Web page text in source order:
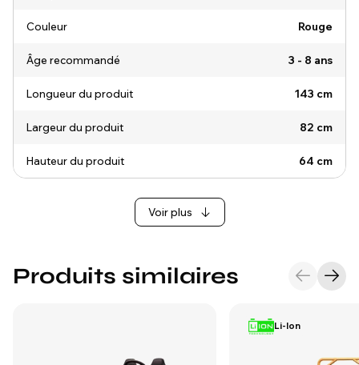
Couleur Rouge
Âge recommandé 3 - 8 ans
Longueur du produit 143 cm
Largeur du produit 82 cm
Hauteur du produit 64 cm
Voir plus
Produits similaires
Li-Ion